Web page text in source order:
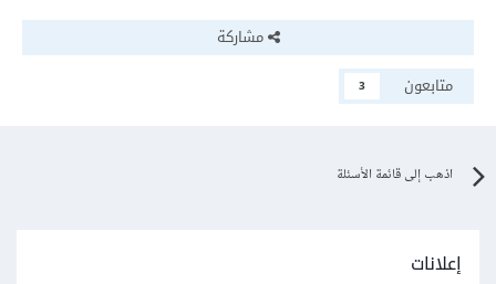
مشاركة
متابعون
3
اذهب إلى قائمة الأسئلة
إعلانات